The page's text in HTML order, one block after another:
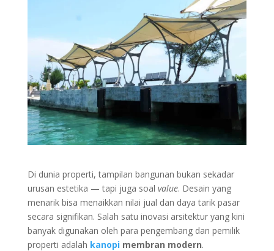
Di dunia properti, tampilan bangunan bukan sekadar
urusan estetika — tapi juga soal value. Desain yang
menarik bisa menaikkan nilai jual dan daya tarik pasar
secara signifikan. Salah satu inovasi arsitektur yang kini
banyak digunakan oleh para pengembang dan pemilik
properti adalah kanopimembran modern.